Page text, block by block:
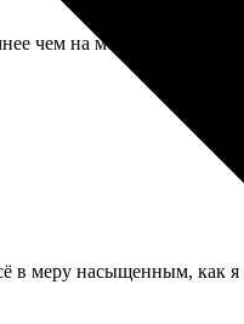
чем на мониторе, но в
меру насыщенным, как я